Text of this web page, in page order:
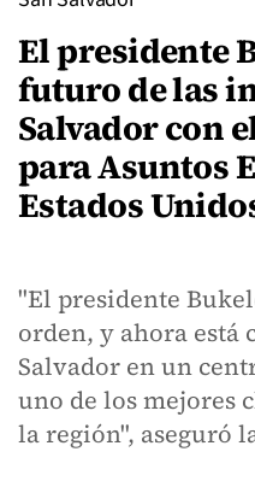
El presidente
futuro de las
Salvador con
para Asuntos
Estados
"El presidente
orden, y ahora está
Salvador en un
uno de los mejores
la región", aseguró